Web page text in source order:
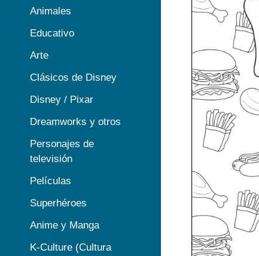
Animales
Educativo
Arte
Clásicos de Disney
Disney / Pixar
Dreamworks y otros
Personajes de
televisión
Películas
Superhéroes
Anime y Manga
K-Culture (Cultura